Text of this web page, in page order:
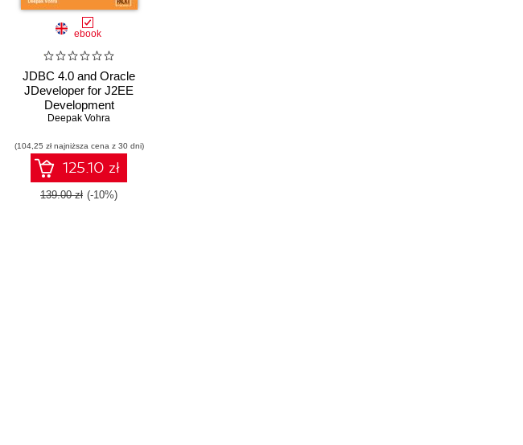
ebook
JDBC 4.0 and Oracle
JDeveloper for J2EE
Development
Deepak Vohra
(104,25 zł najniższa cena z 30 dni)
125.10 zł
139.00 zł (-10%)